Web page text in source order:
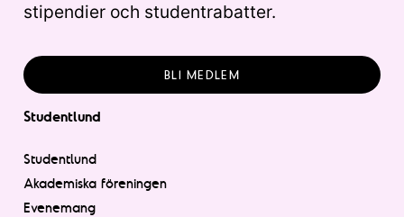
stipendier och studentrabatter.
BLI MEDLEM
Studentlund
Studentlund
Akademiska föreningen
Evenemang